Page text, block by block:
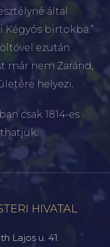
által
birtokba.”
ezután
már nem Zaránd,
helyezi.
csak 1814-es
HIVATAL
Lajos u. 41.